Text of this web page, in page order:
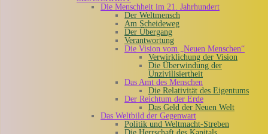
Die Menschheit im 21. Jahrhundert
Der Weltmensch
Am Scheideweg
Der Übergang
Verantwortung
Die Vision vom „Neuen Menschen“
Verwirklichung der Vision
Die Überwindung der
Unzivilisiertheit
Das Amt des Menschen
Die Relativität des Eigentums
Der Reichtum der Erde
Das Geld der Neuen Welt
Das Weltbild der Gegenwart
Politik und Weltmacht-Streben